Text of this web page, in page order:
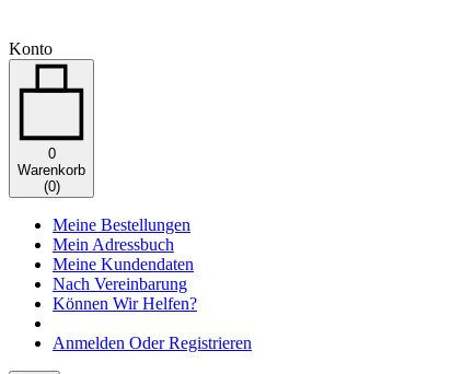
Konto
0
Warenkorb
(0)
Meine Bestellungen
Mein Adressbuch
Meine Kundendaten
Nach Vereinbarung
Können Wir Helfen?
Anmelden Oder Registrieren